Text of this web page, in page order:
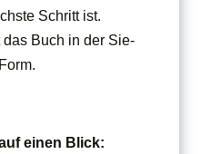
Schritt ist.
Buch in der Sie-
Form.
einen Blick: